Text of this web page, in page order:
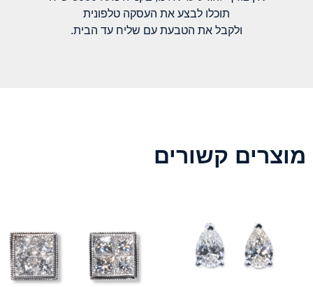
תוכלו לבצע את העסקה טלפונית
ולקבל את הטבעת עם שליח עד הבית.
מוצרים קשורים